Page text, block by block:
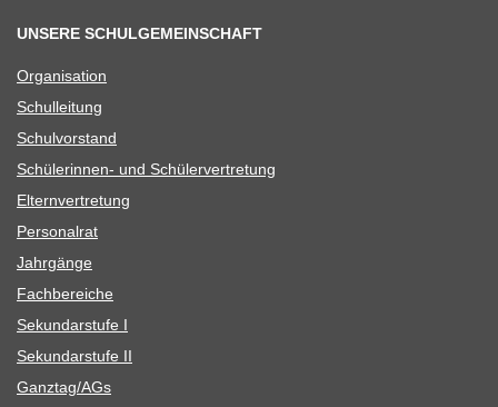
UNSERE SCHULGEMEINSCHAFT
Orga­ni­sa­tion
Schul­lei­tung
Schul­vor­stand
Schü­le­rin­nen- und Schülervertretung
Eltern­ver­tre­tung
Per­so­nal­rat
Jahr­gänge
Fach­be­rei­che
Sekun­dar­stufe I
Sekun­dar­stufe II
Ganztag/​​AGs